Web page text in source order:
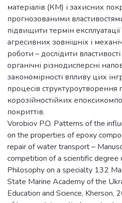
матеріалів (КМ) і захисних
прогнозованими
підвищити термін
агресивних зовнішніх і
роботи – дослідити
органічні різнодисперсні
закономірності впливу цих
процесів
корозійностійких
покриттів.
Vorobiov P.O. Patterns of the
on the properties of epoxy
repair of water transport –
competition of a scientific
Philosophy on a specialty 132
State Marine Academy of the
Education and Science, Kherson,